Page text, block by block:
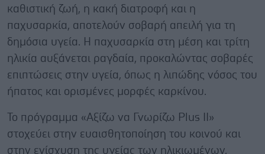
καθιστική ζωή, η κακή διατροφή και η
παχυσαρκία, αποτελούν σοβαρή απειλή για τη
δημόσια υγεία. Η παχυσαρκία στη μέση και τρίτη
ηλικία αυξάνεται ραγδαία, προκαλώντας σοβαρές
επιπτώσεις στην υγεία, όπως η λιπώδης νόσος του
ήπατος και ορισμένες μορφές καρκίνου.
Το πρόγραμμα «Αξίζω να Γνωρίζω Plus ΙΙ»
στοχεύει στην ευαισθητοποίηση του κοινού και
στην ενίσχυση της υγείας των ηλικιωμένων,